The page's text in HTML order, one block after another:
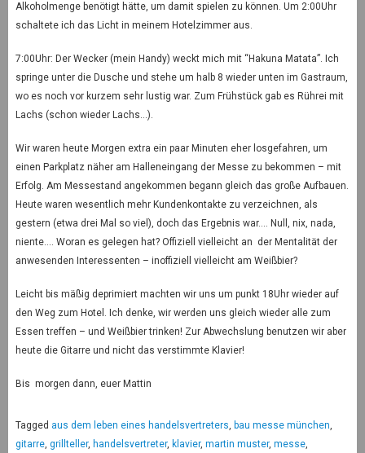
Alkoholmenge benötigt hätte, um damit spielen zu können. Um 2:00Uhr
schaltete ich das Licht in meinem Hotelzimmer aus.
7:00Uhr: Der Wecker (mein Handy) weckt mich mit “Hakuna Matata”. Ich
springe unter die Dusche und stehe um halb 8 wieder unten im Gastraum,
wo es noch vor kurzem sehr lustig war. Zum Frühstück gab es Rührei mit
Lachs (schon wieder Lachs…).
Wir waren heute Morgen extra ein paar Minuten eher losgefahren, um
einen Parkplatz näher am Halleneingang der Messe zu bekommen – mit
Erfolg. Am Messestand angekommen begann gleich das große Aufbauen.
Heute waren wesentlich mehr Kundenkontakte zu verzeichnen, als
gestern (etwa drei Mal so viel), doch das Ergebnis war…. Null, nix, nada,
niente…. Woran es gelegen hat? Offiziell vielleicht an der Mentalität der
anwesenden Interessenten – inoffiziell vielleicht am Weißbier?
Leicht bis mäßig deprimiert machten wir uns um punkt 18Uhr wieder auf
den Weg zum Hotel. Ich denke, wir werden uns gleich wieder alle zum
Essen treffen – und Weißbier trinken! Zur Abwechslung benutzen wir aber
heute die Gitarre und nicht das verstimmte Klavier!
Bis morgen dann, euer Mattin
Tagged aus dem leben eines handelsvertreters, bau messe münchen,
gitarre, grillteller, handelsvertreter, klavier, martin muster, messe,